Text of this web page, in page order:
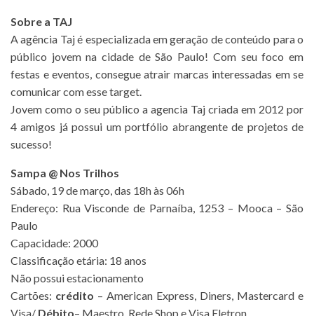
Sobre a TAJ
A agência Taj é especializada em geração de conteúdo para o
público jovem na cidade de São Paulo! Com seu foco em
festas e eventos, consegue atrair marcas interessadas em se
comunicar com esse target.
Jovem como o seu público a agencia Taj criada em 2012 por
4 amigos já possui um portfólio abrangente de projetos de
sucesso!
Sampa @ Nos Trilhos
Sábado, 19 de março, das 18h às 06h
Endereço: Rua Visconde de Parnaíba, 1253 – Mooca – São
Paulo
Capacidade: 2000
Classificação etária: 18 anos
Não possui estacionamento
Cartões: crédito – American Express, Diners, Mastercard e
Visa/ Débito– Maestro, Rede Shop e Visa Eletron